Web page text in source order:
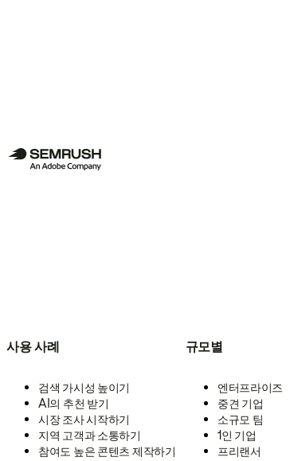
사용 사례
검색 가시성 높이기
AI의 추천 받기
시장 조사 시작하기
지역 고객과 소통하기
참여도 높은 콘텐츠 제작하기
규모별
엔터프라이즈
중견 기업
소규모 팀
1인 기업
프리랜서